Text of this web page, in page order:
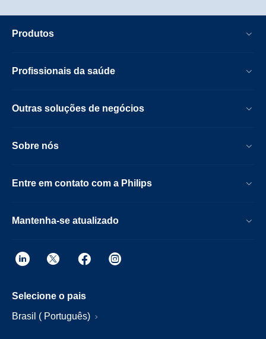
Produtos
Profissionais da saúde
Outras soluções de negócios
Sobre nós
Entre em contato com a Philips
Mantenha-se atualizado
Selecione o pais
Brasil ( Português)